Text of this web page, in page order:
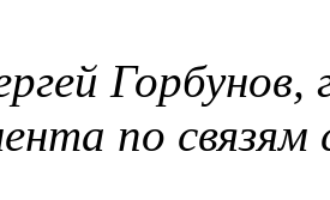
Горбунов,
по